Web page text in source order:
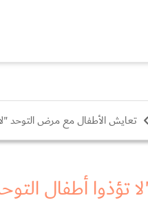
تعايش الأطفال مع مرض التوحد
أطفال